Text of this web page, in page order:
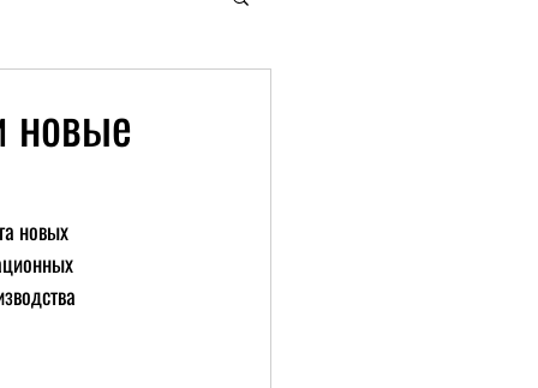
новые
новых